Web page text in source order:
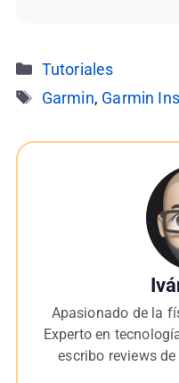
Categorías
Tutoriales
Etiquetas
Garmin, Garmin
Apasionado de la
Experto en
escribo reviews